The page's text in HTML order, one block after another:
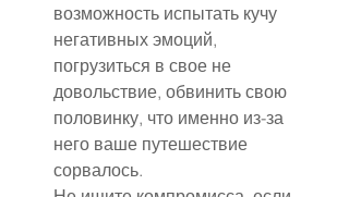
возможность испытать кучу
негативных эмоций,
погрузиться в свое не
довольствие, обвинить свою
половинку, что именно из-за
него ваше путешествие
сорвалось.